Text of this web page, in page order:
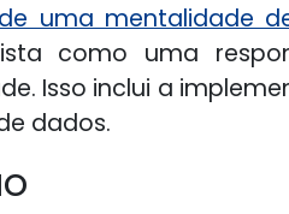
uma mentalidade
como uma
Isso inclui a
dados.